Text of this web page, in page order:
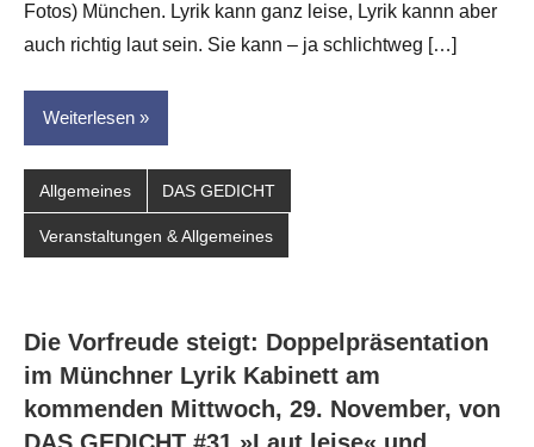
für
dasgedichtblog
Fotos) München. Lyrik kann ganz leise, Lyrik kannn aber
auch richtig laut sein. Sie kann – ja schlichtweg […]
Weiterlesen
Allgemeines DAS GEDICHT
Veranstaltungen & Allgemeines
Die Vorfreude steigt: Doppelpräsentation
im Münchner Lyrik Kabinett am
kommenden Mittwoch, 29. November, von